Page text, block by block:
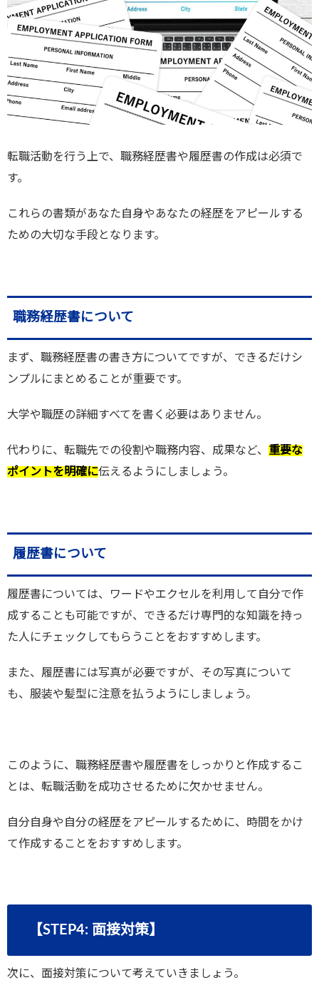
転職活動を行う上で、職務経歴書や履歴書の作成は必須で
す。
これらの書類があなた自身やあなたの経歴をアピールする
ための大切な手段となります。
職務経歴書について
まず、職務経歴書の書き方についてですが、できるだけシ
ンプルにまとめることが重要です。
大学や職歴の詳細すべてを書く必要はありません。
代わりに、転職先での役割や職務内容、成果など、 重要な
ポイントを明確に伝えるようにしましょう。
履歴書について
履歴書については、ワードやエクセルを利用して自分で作
成することも可能ですが、できるだけ専門的な知識を持っ
た人にチェックしてもらうことをおすすめします。
また、履歴書には写真が必要ですが、その写真について
も、服装や髪型に注意を払うようにしましょう。
このように、職務経歴書や履歴書をしっかりと作成するこ
とは、転職活動を成功させるために欠かせません。
自分自身や自分の経歴をアピールするために、時間をかけ
て作成することをおすすめします。
【STEP4: 面接対策】
次に、面接対策について考えていきましょう。